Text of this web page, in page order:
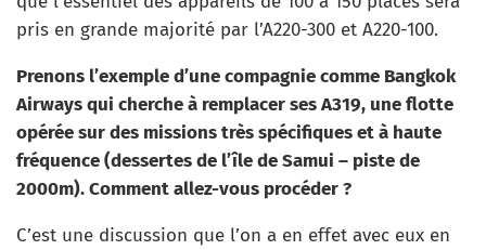
pris en grande majorité par l’A220-300 et A220-100.
Prenons l’exemple d’une compagnie comme Bangkok
Airways qui cherche à remplacer ses A319, une flotte
opérée sur des missions très spécifiques et à haute
fréquence (dessertes de l’île de Samui – piste de
2000m). Comment allez-vous procéder ?
C’est une discussion que l’on a en effet avec eux en